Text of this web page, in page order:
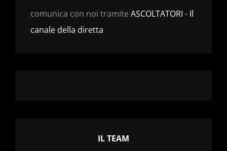
comunica con noi tramite ASCOLTATORI - Il
canale della diretta
IL TEAM